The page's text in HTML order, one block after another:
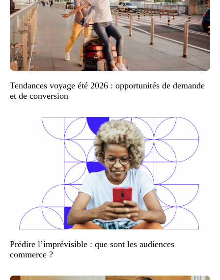
Tendances voyage été 2026 : opportunités de demande
et de conversion
Prédire l’imprévisible : que sont les audiences
commerce ?